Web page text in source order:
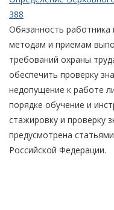
388
Обязанность
методам и приемам
требований охраны
обеспечить проверку
недопущение к работе
порядке обучение и
стажировку и проверку
предусмотрена статьями
Российской Федерации.